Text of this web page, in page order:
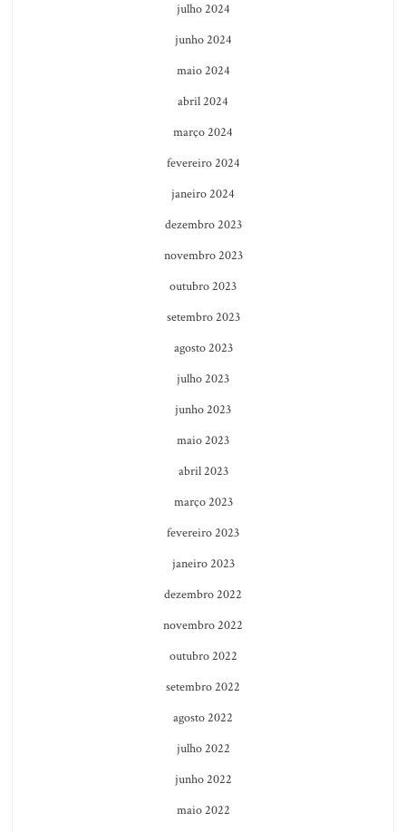
julho 2024
junho 2024
maio 2024
abril 2024
março 2024
fevereiro 2024
janeiro 2024
dezembro 2023
novembro 2023
outubro 2023
setembro 2023
agosto 2023
julho 2023
junho 2023
maio 2023
abril 2023
março 2023
fevereiro 2023
janeiro 2023
dezembro 2022
novembro 2022
outubro 2022
setembro 2022
agosto 2022
julho 2022
junho 2022
maio 2022